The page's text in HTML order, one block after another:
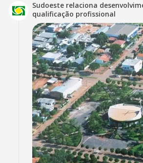
Sudoeste relaciona
qualificação profissional